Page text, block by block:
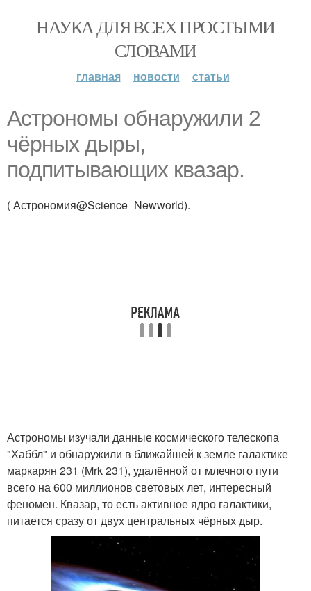
НАУКА ДЛЯ ВСЕХ ПРОСТЫМИ
СЛОВАМИ
главная новости статьи
Астрономы обнаружили 2
чёрных дыры,
подпитывающих квазар.
( Астрономия@Science_Newworld).
Астрономы изучали данные космического телескопа
"Хаббл" и обнаружили в ближайшей к земле галактике
маркарян 231 (Mrk 231), удалённой от млечного пути
всего на 600 миллионов световых лет, интересный
феномен. Квазар, то есть активное ядро галактики,
питается сразу от двух центральных чёрных дыр.